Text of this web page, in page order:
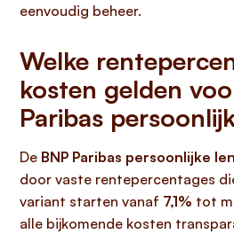
eenvoudig beheer.
Welke
kosten gelden
Paribas
De BNP Paribas persoonlijke
door vaste rentepercentages
variant starten vanaf 7,1% tot
alle bijkomende kosten